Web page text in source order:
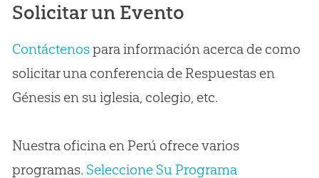
Solicitar un Evento
Contáctenospara información acerca de como
solicitar una conferencia de Respuestas en
Génesis en su iglesia, colegio, etc.
Nuestra oficina en Perú ofrece varios
programas. Seleccione Su Programa